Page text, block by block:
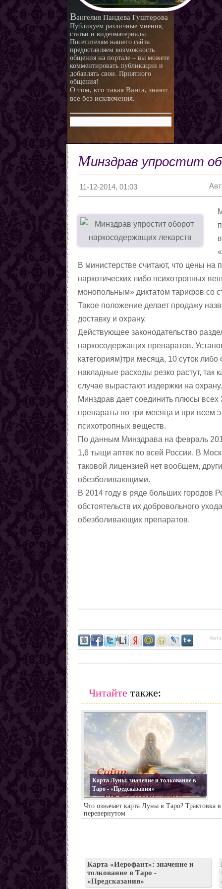
любви.
Любовная ворожба народов
мира
Магия и красота
Приворотные зелья
Как приготовить
Сексуальные напитки
Законы кармы
Знаки кармы
Молитвы
партнера
по знаку Зодиака.
Романтические приметы
Виды Гадания и правила
Хиромантия
О действии приворота
Любовные привороты
Любовные заговоры
Противолюбовные заговоры
Магические приёмы,
помогающие вернуть
любовь
Вызовы(чтобы человек к
вам явился)
Заговоры, чтобы пришла
любовь
Заговоры на возвращение
любви
Семейная магия
Цыганская любовная
магия. Талисманы.
Амулеты
Любовные ритуалы и
заговоры чёрной магии
Заговоры на месть
сопернице
Сексуальная магия
Любовная магия по
Северным традициям
Статьи о женской магии
Статьи о магии
Демонология
Ритуалы и заговоры черной
магии
Любовные ритуалы,
заговоры, привороты
чёрной магии
Первые шаги в колдовстве
Колдовская пирамида
Заговоры
Снять порчу
Снять сглаз
Шепотки на трезвость
От детского алкоголизма
Вангелия Пандева Гуштерова
Публикуем различные мнения,
статьи и видеоматериалы.
Посетителям нашего сайта
предоставляем возможность
общения на портале – вы можете
комментировать публикации и
добавлять свои. Приятного
общения!
О том, кто такая Ванга, знают
все без исключения.
Минздрав упростит
11-12-2014, 01:03
В министерстве считают, что цены
наркотических либо психотропных
монопольным» диктатом тарифов со
Такое положение делает продажу
доставку и охрану.
Действующее законодательство
наркосодержащих препаратов.
категориям)три месяца, 10 суток
накладные расходы резко растут, так
случае вырастают издержки на охрану.
Минздрав дает соединить плюсы всех
препараты по три месяца и при всем
психотропных веществ.
По данным Минздрава на февраль
1,6 тыщи аптек по всей России. В
таковой лицензией нет вообщем,
обезболивающими.
В 2014 году в ряде больших городов
обстоятельств их добровольного
обезболивающих препаратов.
Читайте также:
Карта Луны: значение и толкование в
Таро - «Предсказания»
Что означает карта Луны в Таро? Трактовка
перевернутом
Карта «Иерофант»: значение и
толкование в Таро -
«Предсказания»